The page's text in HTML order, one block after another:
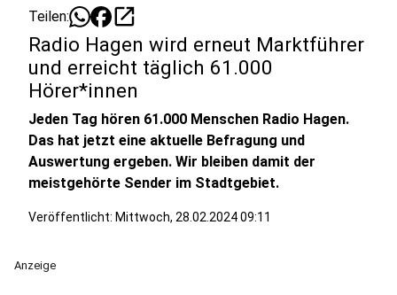
Teilen: open_in_new
Radio Hagen wird erneut Marktführer
und erreicht täglich 61.000
Hörer*innen
Jeden Tag hören 61.000 Menschen Radio Hagen.
Das hat jetzt eine aktuelle Befragung und
Auswertung ergeben. Wir bleiben damit der
meistgehörte Sender im Stadtgebiet.
Veröffentlicht: Mittwoch, 28.02.2024 09:11
Anzeige